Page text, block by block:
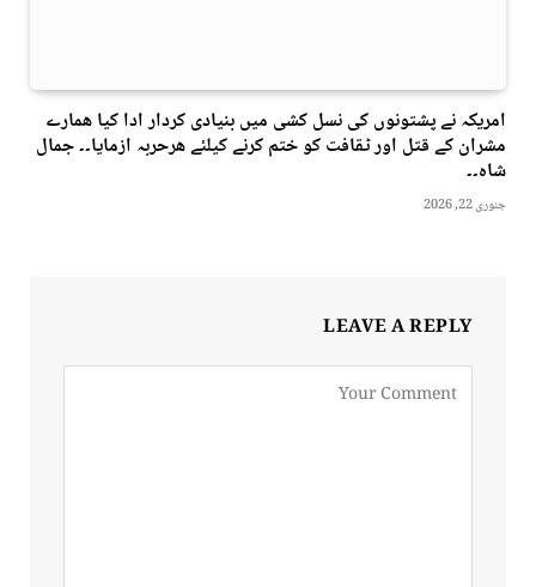
امریکہ نے پشتونوں کی نسل کشی میں بنیادی کردار ادا کیا ھمارے
مشران کے قتل اور ٹقافت کو ختم کرنے کیلئے ھرحربہ ازمایا۔۔ جمال
شاہ۔۔
جنوری 22, 2026
LEAVE A REPLY